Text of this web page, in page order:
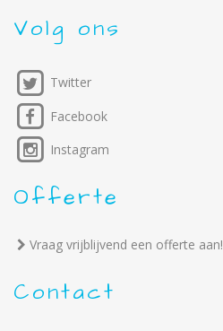
Volg ons
Twitter
Facebook
Instagram
Offerte
Vraag vrijblijvend een offerte aan!
Contact